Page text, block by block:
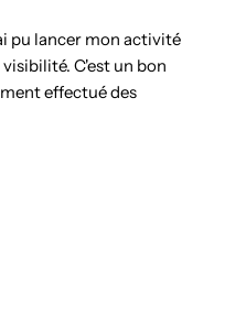
pu lancer mon activité
C'est un bon
effectué des